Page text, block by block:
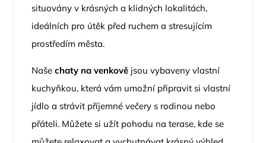
situovány v krásných a klidných lokalitách,
ideálních pro útěk před ruchem a stresujícím
prostředím města.
Našechaty na venkově jsou vybaveny vlastní
kuchyňkou, která vám umožní připravit si vlastní
jídlo a strávit příjemné večery s rodinou nebo
přáteli. Můžete si užít pohodu na terase, kde se